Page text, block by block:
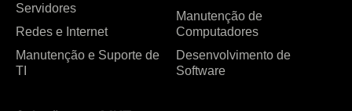
Servidores
Redes e Internet
Manutenção e Suporte de
TI
Manutenção de
Computadores
Desenvolvimento de
Software